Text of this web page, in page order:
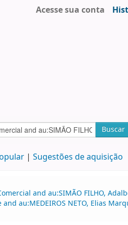
Acesse sua conta
Buscar
Sugestões de aquisição
and au:SIMÃO FILHO,
au:MEDEIROS NETO, Elias